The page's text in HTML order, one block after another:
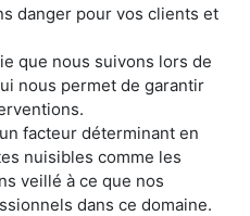
danger pour vos clients et
que nous suivons lors de
nous permet de garantir
facteur déterminant en
nuisibles comme les
veillé à ce que nos
dans ce domaine.